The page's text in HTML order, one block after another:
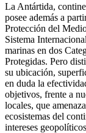
La Antártida,
posee además a
Protección del
Sistema
marinas en dos
Protegidas. Pero
su ubicación,
en duda la
objetivos, frente a
locales, que
ecosistemas del
intereses